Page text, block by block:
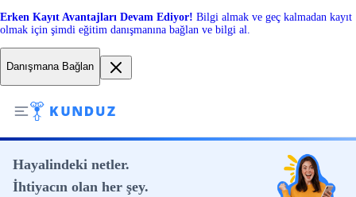
Erken Kayıt Avantajları Devam Ediyor! Bilgi almak ve geç kalmadan kayıt
olmak için şimdi eğitim danışmanına bağlan ve bilgi al.
Danışmana Bağlan
Hayalindeki netler.
İhtiyacın olan her şey.